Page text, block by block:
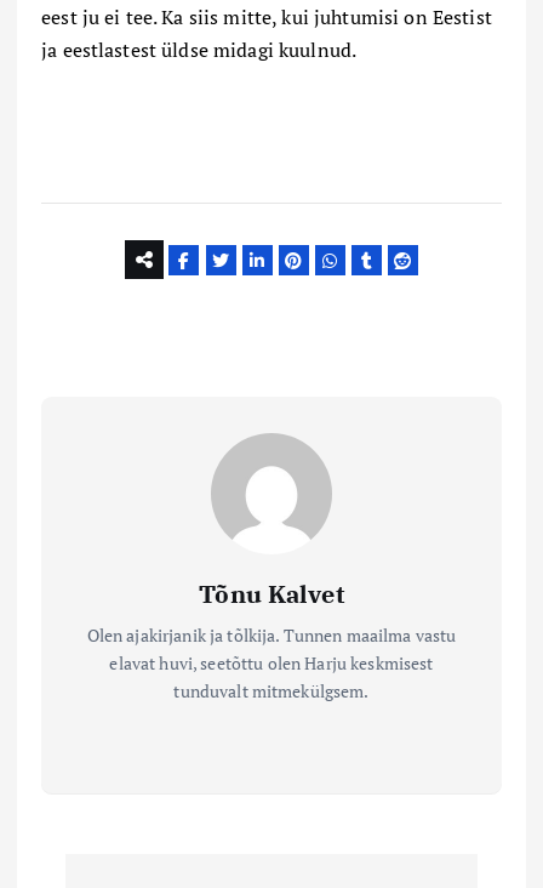
eest ju ei tee. Ka siis mitte, kui juhtumisi on Eestist
ja eestlastest üldse midagi kuulnud.
Tõnu Kalvet
Olen ajakirjanik ja tõlkija. Tunnen maailma vastu
elavat huvi, seetõttu olen Harju keskmisest
tunduvalt mitmekülgsem.